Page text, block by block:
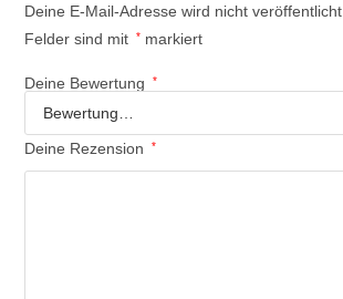
Deine E-Mail-Adresse wird nicht veröffentlicht.
Felder sind mit
* markiert
Deine Bewertung *
Deine Rezension *